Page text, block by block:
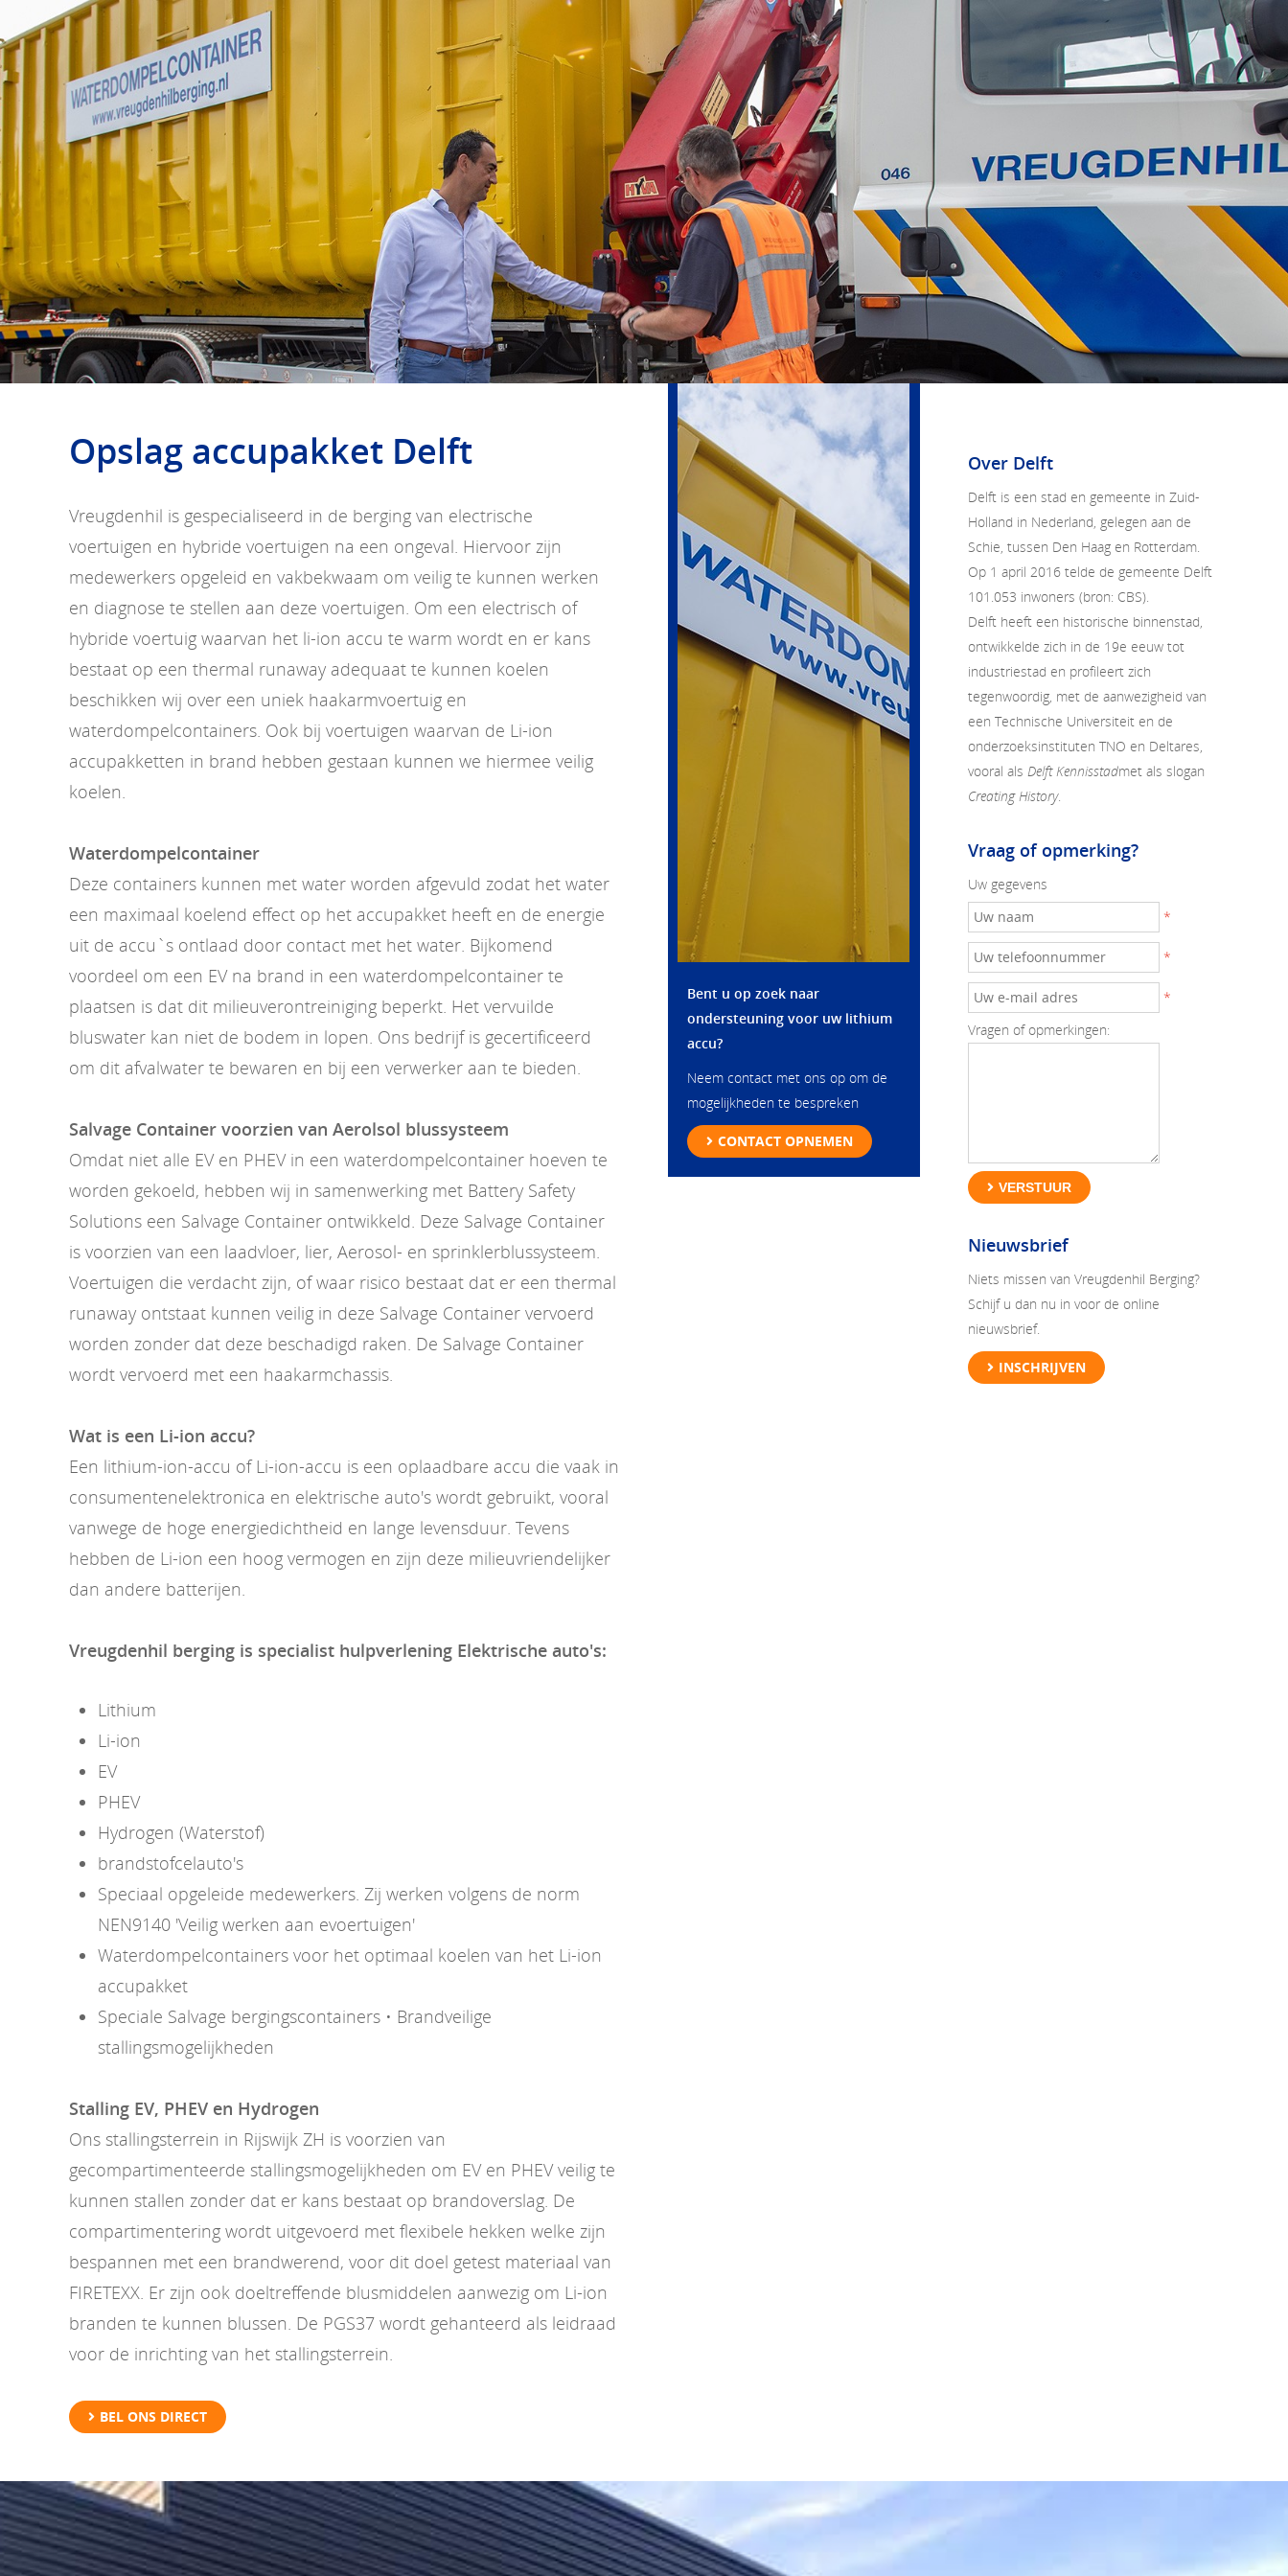
Opslag accupakket Delft
Vreugdenhil is gespecialiseerd in de berging van electrische
voertuigen en hybride voertuigen na een ongeval. Hiervoor zijn
medewerkers opgeleid en vakbekwaam om veilig te kunnen werken
en diagnose te stellen aan deze voertuigen. Om een electrisch of
hybride voertuig waarvan het li-ion accu te warm wordt en er kans
bestaat op een thermal runaway adequaat te kunnen koelen
beschikken wij over een uniek haakarmvoertuig en
waterdompelcontainers. Ook bij voertuigen waarvan de Li-ion
accupakketten in brand hebben gestaan kunnen we hiermee veilig
koelen.
Waterdompelcontainer
Deze containers kunnen met water worden afgevuld zodat het water
een maximaal koelend effect op het accupakket heeft en de energie
uit de accu`s ontlaad door contact met het water. Bijkomend
voordeel om een EV na brand in een waterdompelcontainer te
plaatsen is dat dit milieuverontreiniging beperkt. Het vervuilde
bluswater kan niet de bodem in lopen. Ons bedrijf is gecertificeerd
om dit afvalwater te bewaren en bij een verwerker aan te bieden.
Salvage Container voorzien van Aerolsol blussysteem
Omdat niet alle EV en PHEV in een waterdompelcontainer hoeven te
worden gekoeld, hebben wij in samenwerking met Battery Safety
Solutions een Salvage Container ontwikkeld. Deze Salvage Container
is voorzien van een laadvloer, lier, Aerosol- en sprinklerblussysteem.
Voertuigen die verdacht zijn, of waar risico bestaat dat er een thermal
runaway ontstaat kunnen veilig in deze Salvage Container vervoerd
worden zonder dat deze beschadigd raken. De Salvage Container
wordt vervoerd met een haakarmchassis.
Wat is een Li-ion accu?
Een lithium-ion-accu of Li-ion-accu is een oplaadbare accu die vaak in
consumentenelektronica en elektrische auto's wordt gebruikt, vooral
vanwege de hoge energiedichtheid en lange levensduur. Tevens
hebben de Li-ion een hoog vermogen en zijn deze milieuvriendelijker
dan andere batterijen.
Vreugdenhil berging is specialist hulpverlening Elektrische auto's:
Lithium
Li-ion
EV
PHEV
Hydrogen (Waterstof)
brandstofcelauto's
Speciaal opgeleide medewerkers. Zij werken volgens de norm
NEN9140 'Veilig werken aan evoertuigen'
Waterdompelcontainers voor het optimaal koelen van het Li-ion
accupakket
Speciale Salvage bergingscontainers • Brandveilige
stallingsmogelijkheden
Stalling EV, PHEV en Hydrogen
Ons stallingsterrein in Rijswijk ZH is voorzien van
gecompartimenteerde stallingsmogelijkheden om EV en PHEV veilig te
kunnen stallen zonder dat er kans bestaat op brandoverslag. De
compartimentering wordt uitgevoerd met flexibele hekken welke zijn
bespannen met een brandwerend, voor dit doel getest materiaal van
FIRETEXX. Er zijn ook doeltreffende blusmiddelen aanwezig om Li-ion
branden te kunnen blussen. De PGS37 wordt gehanteerd als leidraad
voor de inrichting van het stallingsterrein.
BEL ONS DIRECT
Bent u op zoek naar
ondersteuning voor uw lithium
accu?
Neem contact met ons op om de
mogelijkheden te bespreken
CONTACT OPNEMEN
Over Delft
Delft is een stad en gemeente in Zuid-
Holland in Nederland, gelegen aan de
Schie, tussen Den Haag en Rotterdam.
Op 1 april 2016 telde de gemeente Delft
101.053 inwoners (bron: CBS).
Delft heeft een historische binnenstad,
ontwikkelde zich in de 19e eeuw tot
industriestad en profileert zich
tegenwoordig, met de aanwezigheid van
een Technische Universiteiten de
onderzoeksinstituten TNO en Deltares,
vooral als Delft Kennisstadmet als slogan
Creating History.
Vraag of opmerking?
Uw gegevens
*
*
*
Vragen of opmerkingen:
VERSTUUR
Nieuwsbrief
Niets missen van Vreugdenhil Berging?
Schijf u dan nu in voor de online
nieuwsbrief.
INSCHRIJVEN